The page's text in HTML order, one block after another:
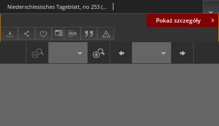
Pokaż szczegóły
Niederschlesisches Tageblatt, no 253 (Donnerstag, den 29. Oktober 1885)